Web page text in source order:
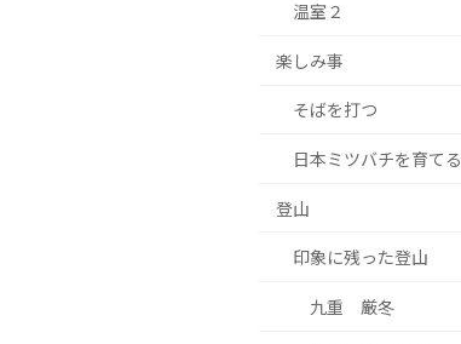
温室２
楽しみ事
そばを打つ
日本ミツバチを育てる
登山
印象に残った登山
九重 厳冬